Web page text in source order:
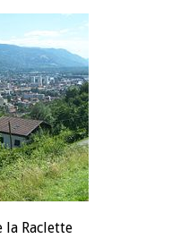
Raclette